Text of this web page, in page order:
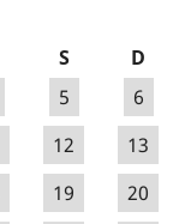
S
D
5
6
12
13
19
20